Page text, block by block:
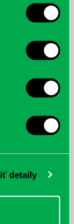
detaily